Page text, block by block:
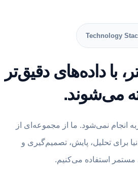
Technology
با داده‌های دقیق‌تر
می‌شوند.
انجام نمی‌شود. ما از مجموعه‌ای از
برای تحلیل، پایش، تصمیم‌گیری و
مستمر استفاده می‌کنیم.